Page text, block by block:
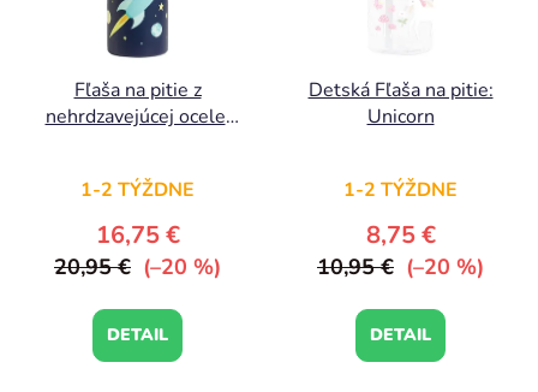
Fľaša na pitie z
nehrdzavejúcej ocele:
1-2 TÝŽDNE
16,75 €
20,95 € (–20 %)
DETAIL
Detská Fľaša na pitie:
Unicorn
1-2 TÝŽDNE
8,75 €
10,95 € (–20 %)
DETAIL